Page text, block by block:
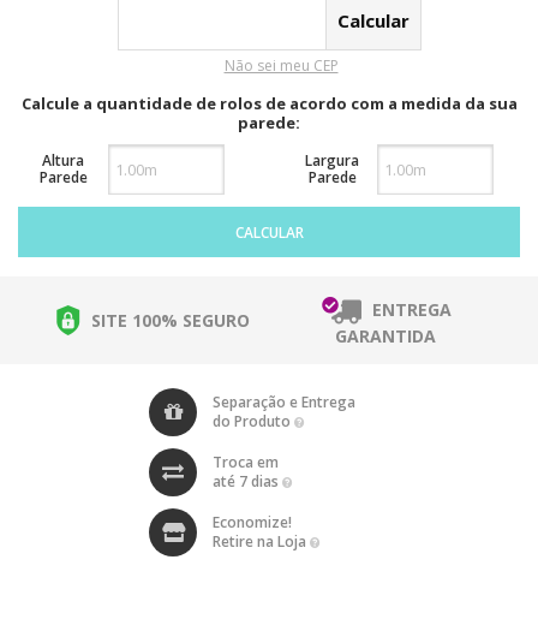
Não sei meu CEP
Calcule a quantidade de rolos de acordo com a medida da sua
parede:
Altura
Parede
Largura
Parede
CALCULAR
SITE 100% SEGURO
ENTREGA
GARANTIDA
Separação e Entrega
do Produto
Troca em
até 7 dias
Economize!
Retire na Loja